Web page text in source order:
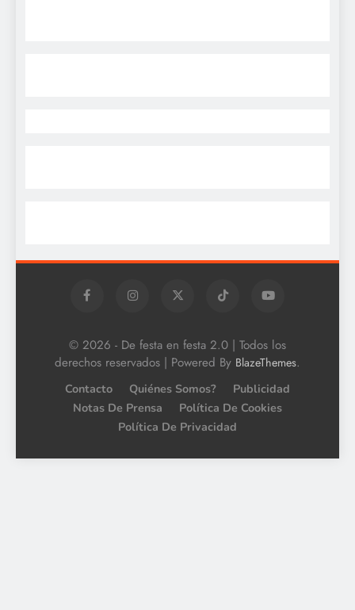
© 2026 - De festa en festa 2.0 | Todos los
derechos reservados | Powered By BlazeThemes.
Contacto Quiénes Somos?
Publicidad
Notas De Prensa
Política De Cookies
Política De Privacidad